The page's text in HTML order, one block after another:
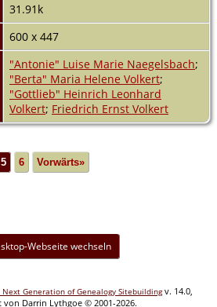
31.91k
600 x 447
"Antonie" Luise Marie Naegelsbach;
"Berta" Maria Helene Volkert;
"Gottlieb" Heinrich Leonhard
Volkert; Friedrich Ernst Volkert
5 6 Vorwärts»
Webseite wechseln
Next Generation of Genealogy Sitebuildingv. 14.0,
von Darrin Lythgoe © 2001-2026.